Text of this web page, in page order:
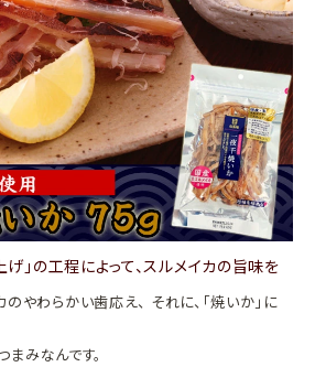
げ」の工程によって、スルメイカの旨味を
のやわらかい歯応え、 それに、「焼いか」に
まみなんです。